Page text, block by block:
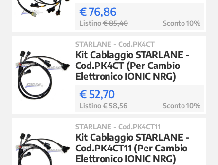
€ 76,86
Listino€ 85,40 Sconto 10%
STARLANE - Cod.PK4CT
Kit Cablaggio STARLANE -
Cod.PK4CT (Per Cambio
Elettronico IONIC NRG)
€ 52,70
Listino€ 58,56 Sconto 10%
STARLANE - Cod.PK4CT11
Kit Cablaggio STARLANE -
Cod.PK4CT11 (Per Cambio
Elettronico IONIC NRG)